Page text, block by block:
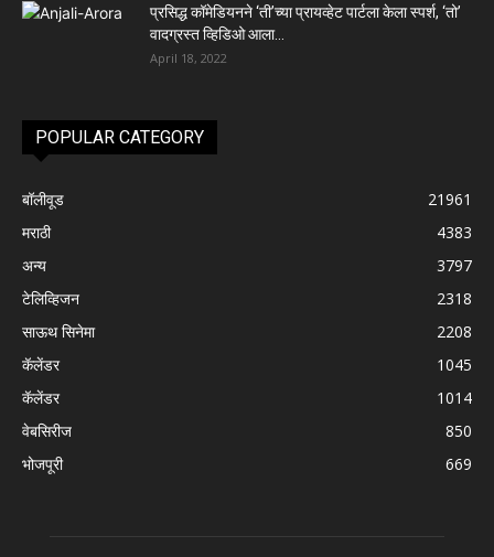
प्रसिद्ध कॉमेडियनने ‘ती’च्या प्रायव्हेट पार्टला केला स्पर्श, ‘तो’
वादग्रस्त व्हिडिओ आला...
April 18, 2022
POPULAR CATEGORY
बॉलीवूड
21961
मराठी
4383
अन्य
3797
टेलिव्हिजन
2318
साऊथ सिनेमा
2208
कॅलेंडर
1045
कॅलेंडर
1014
वेबसिरीज
850
भोजपूरी
669